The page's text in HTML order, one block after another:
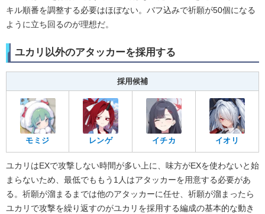
キル順番を調整する必要はほぼない。バフ込みで祈願が50個になる
ように立ち回るのが理想だ。
ユカリ以外のアタッカーを採用する
採用候補
モミジ レンゲ イチカ イオリ
ユカリはEXで攻撃しない時間が多い上に、味方がEXを使わないと始
まらないため、最低でももう1人はアタッカーを用意する必要があ
る。祈願が溜まるまでは他のアタッカーに任せ、祈願が溜まったら
ユカリで攻撃を繰り返すのがユカリを採用する編成の基本的な動き